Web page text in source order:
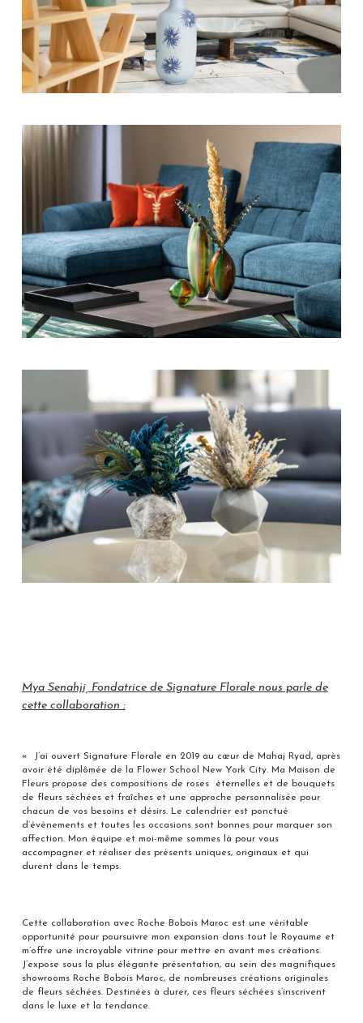
Mya Senahji, Fondatrice de Signature Florale nous parle de
cette collaboration :
« J’ai ouvert Signature Florale en 2019 au cœur de Mahaj Ryad, après
avoir été diplômée de la Flower School New York City. Ma Maison de
Fleurs propose des compositions de roses éternelles et de bouquets
de fleurs séchées et fraîches et une approche personnalisée pour
chacun de vos besoins et désirs. Le calendrier est ponctué
d’événements et toutes les occasions sont bonnes pour marquer son
affection. Mon équipe et moi-même sommes là pour vous
accompagner et réaliser des présents uniques, originaux et qui
durent dans le temps.
Cette collaboration avec Roche Bobois Maroc est une véritable
opportunité pour poursuivre mon expansion dans tout le Royaume et
m’offre une incroyable vitrine pour mettre en avant mes créations.
J’expose sous la plus élégante présentation, au sein des magnifiques
showrooms Roche Bobois Maroc, de nombreuses créations originales
de fleurs séchées. Destinées à durer, ces fleurs séchées s’inscrivent
dans le luxe et la tendance.